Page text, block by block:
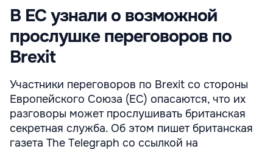
В ЕС узнали о возможной
прослушке переговоров по
Brexit
Участники переговоров по Brexit со стороны
Европейского Союза (ЕС) опасаются, что их
разговоры может прослушивать британская
секретная служба. Об этом пишет британская
газета The Telegraph со ссылкой на